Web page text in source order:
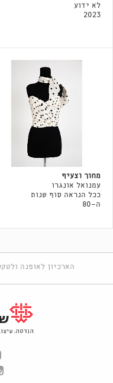
לא ידוע
2023
מחוך וצעיף
עמנואל אונגרו
ככל הנראה סוף שנות
ה-80
הארכיון לאופנה